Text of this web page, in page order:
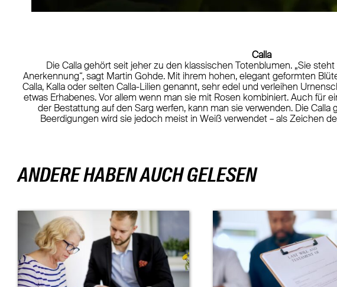
Calla
Die Calla gehört seit jeher zu den klassischen Totenblumen. „Sie
Anerkennung“, sagt Martin Gohde. Mit ihrem hohen, elegant geformten
Calla, Kalla oder selten Calla-Lilien genannt, sehr edel und verleihen
etwas Erhabenes. Vor allem wenn man sie mit Rosen kombiniert. Auch für
der Bestattung auf den Sarg werfen, kann man sie verwenden. Die Calla
Beerdigungen wird sie jedoch meist in Weiß verwendet – als Zeichen
ANDERE HABEN AUCH GELESEN